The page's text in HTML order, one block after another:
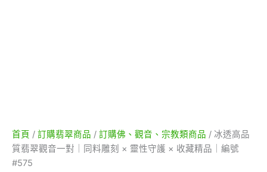
首頁 / 訂購翡翠商品 / 訂購佛、觀音、宗教類商品 / 冰透高品
質翡翠觀音一對｜同料雕刻 × 靈性守護 × 收藏精品｜編號
#575
編
號
#575
數